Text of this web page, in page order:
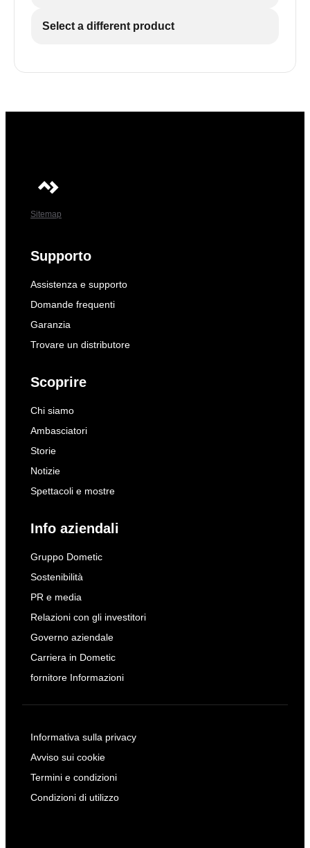
Select a different product
Sitemap
Supporto
Assistenza e supporto
Domande frequenti
Garanzia
Trovare un distributore
Scoprire
Chi siamo
Ambasciatori
Storie
Notizie
Spettacoli e mostre
Info aziendali
Gruppo Dometic
Sostenibilità
PR e media
Relazioni con gli investitori
Governo aziendale
Carriera in Dometic
fornitore Informazioni
Informativa sulla privacy
Avviso sui cookie
Termini e condizioni
Condizioni di utilizzo